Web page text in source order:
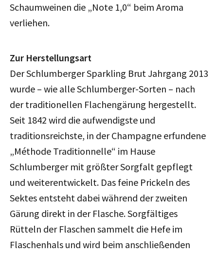
Schaumweinen die „Note 1,0“ beim Aroma
verliehen.
Zur Herstellungsart
Der Schlumberger Sparkling Brut Jahrgang 2013
wurde – wie alle Schlumberger-Sorten – nach
der traditionellen Flachengärung hergestellt.
Seit 1842 wird die aufwendigste und
traditionsreichste, in der Champagne erfundene
„Méthode Traditionnelle“ im Hause
Schlumberger mit größter Sorgfalt gepflegt
und weiterentwickelt. Das feine Prickeln des
Sektes entsteht dabei während der zweiten
Gärung direkt in der Flasche. Sorgfältiges
Rütteln der Flaschen sammelt die Hefe im
Flaschenhals und wird beim anschließenden